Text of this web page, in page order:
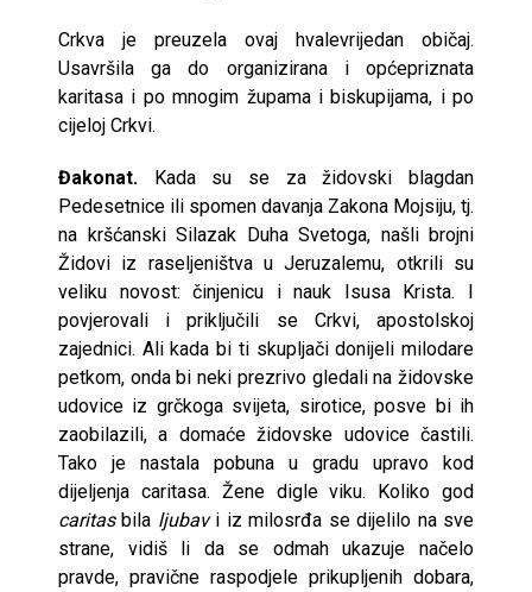
Crkva je preuzela ovaj hvalevrijedan običaj.
Usavršila ga do organizirana i općepriznata
karitasa i po mnogim župama i biskupijama, i po
cijeloj Crkvi.
Đakonat. Kada su se za židovski blagdan
Pedesetnice ili spomen davanja Zakona Mojsiju, tj.
na kršćanski Silazak Duha Svetoga, našli brojni
Židovi iz raseljeništva u Jeruzalemu, otkrili su
veliku novost: činjenicu i nauk Isusa Krista. I
povjerovali i priključili se Crkvi, apostolskoj
zajednici. Ali kada bi ti skupljači donijeli milodare
petkom, onda bi neki prezrivo gledali na židovske
udovice iz grčkoga svijeta, sirotice, posve bi ih
zaobilazili, a domaće židovske udovice častili.
Tako je nastala pobuna u gradu upravo kod
dijeljenja caritasa. Žene digle viku. Koliko god
caritasbila ljubavi iz milosrđa se dijelilo na sve
strane, vidiš li da se odmah ukazuje načelo
pravde, pravične raspodjele prikupljenih dobara,